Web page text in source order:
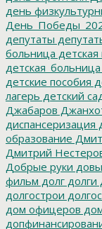
день
депутаты
больница
детская_больница
детские пособия
лагерь детский
Джабаров
диспансеризация
образование
Дмитрий
Добрые руки
фильм долг долги
долгострои
дом офицеров